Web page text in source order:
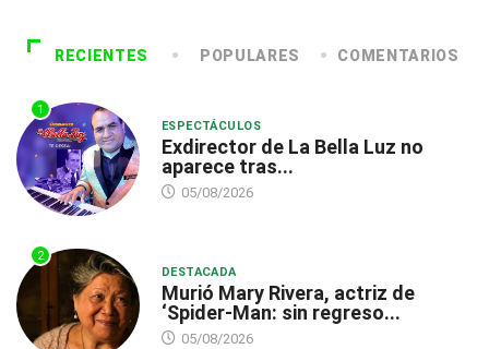
RECIENTES POPULARES COMENTARIOS
1
ESPECTÁCULOS
Exdirector de La Bella Luz no
aparece tras...
05/08/2026
2
DESTACADA
Murió Mary Rivera, actriz de
‘Spider-Man: sin regreso...
05/08/2026